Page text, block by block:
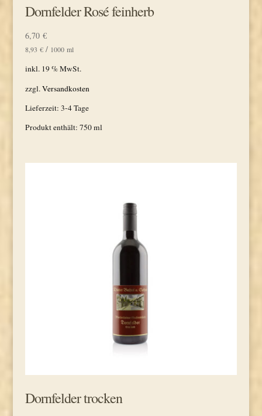
Dornfelder Rosé feinherb
6,70 €
8,93 €/ 1000 ml
inkl. 19 % MwSt.
zzgl. Versandkosten
Lieferzeit: 3-4 Tage
Produkt enthält: 750ml
Dornfelder trocken